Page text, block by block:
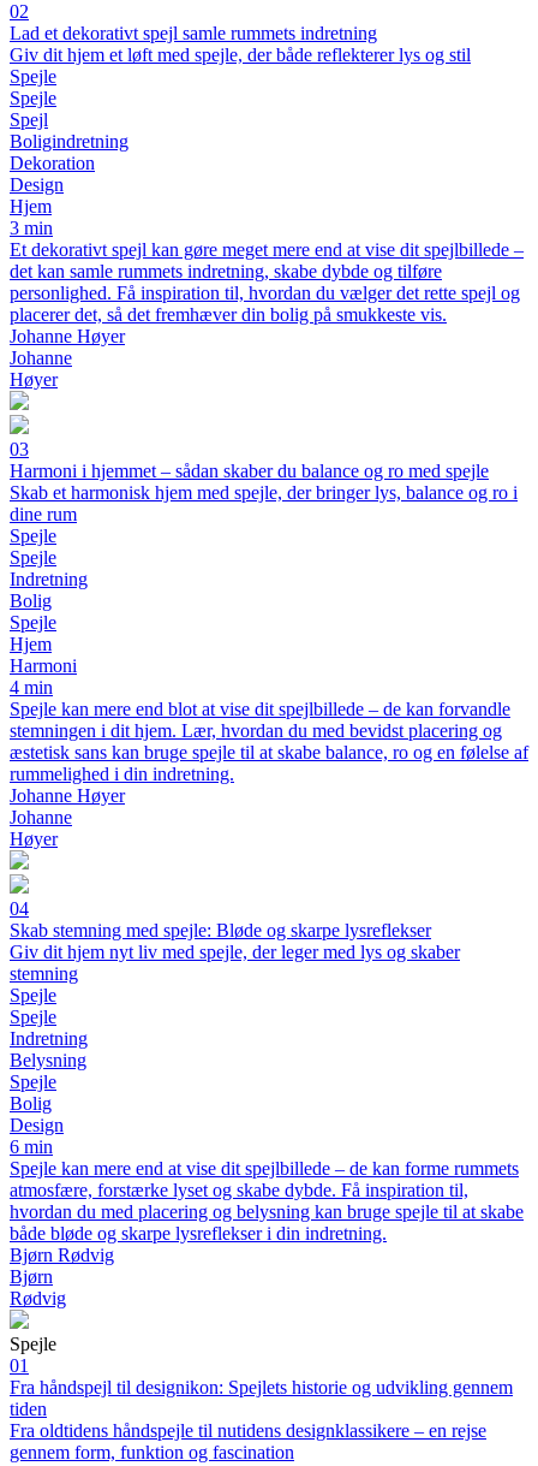
02
Lad et dekorativt spejl samle rummets indretning
Giv dit hjem et løft med spejle, der både reflekterer lys og stil
Spejle
Spejle
Spejl
Boligindretning
Dekoration
Design
Hjem
3 min
Et dekorativt spejl kan gøre meget mere end at vise dit spejlbillede –
det kan samle rummets indretning, skabe dybde og tilføre
personlighed. Få inspiration til, hvordan du vælger det rette spejl og
placerer det, så det fremhæver din bolig på smukkeste vis.
Johanne Høyer
Johanne
Høyer
03
Harmoni i hjemmet – sådan skaber du balance og ro med spejle
Skab et harmonisk hjem med spejle, der bringer lys, balance og ro i
dine rum
Spejle
Spejle
Indretning
Bolig
Spejle
Hjem
Harmoni
4 min
Spejle kan mere end blot at vise dit spejlbillede – de kan forvandle
stemningen i dit hjem. Lær, hvordan du med bevidst placering og
æstetisk sans kan bruge spejle til at skabe balance, ro og en følelse af
rummelighed i din indretning.
Johanne Høyer
Johanne
Høyer
04
Skab stemning med spejle: Bløde og skarpe lysreflekser
Giv dit hjem nyt liv med spejle, der leger med lys og skaber
stemning
Spejle
Spejle
Indretning
Belysning
Spejle
Bolig
Design
6 min
Spejle kan mere end at vise dit spejlbillede – de kan forme rummets
atmosfære, forstærke lyset og skabe dybde. Få inspiration til,
hvordan du med placering og belysning kan bruge spejle til at skabe
både bløde og skarpe lysreflekser i din indretning.
Bjørn Rødvig
Bjørn
Rødvig
Spejle
01
Fra håndspejl til designikon: Spejlets historie og udvikling gennem
tiden
Fra oldtidens håndspejle til nutidens designklassikere – en rejse
gennem form, funktion og fascination